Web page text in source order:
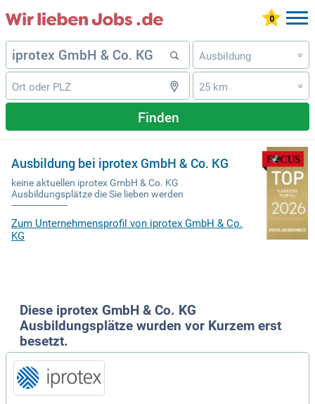
Ausbildung »
25 km »
Finden
Ausbildung bei iprotex GmbH & Co. KG
keine aktuellen iprotex GmbH & Co. KG
Ausbildungsplätze die Sie lieben werden
Zum Unternehmensprofil von iprotex GmbH & Co.
KG
Diese iprotex GmbH & Co. KG
Ausbildungsplätze wurden vor Kurzem erst
besetzt.